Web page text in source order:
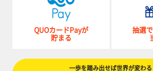
QUOカードPayが
貯まる
抽選
一歩を踏み出せば世界が変わる